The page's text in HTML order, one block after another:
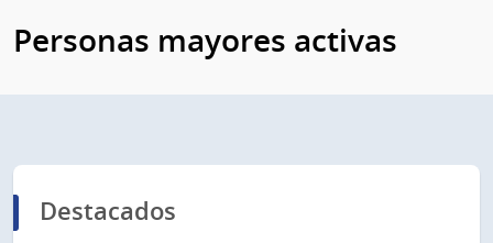
Personas mayores activas
Destacados